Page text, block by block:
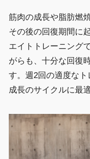
筋肉の成長や脂肪燃
その後の回復期間に
エイトトレーニング
がらも、十分な回復
す。週2回の適度な
成長のサイクルに最